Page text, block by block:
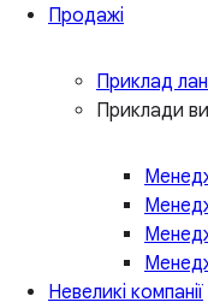
Продажі
Приклад
Приклади
Невеликі компанії